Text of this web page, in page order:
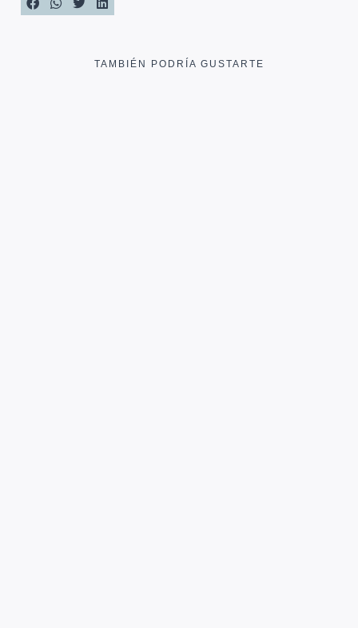
TAMBIÉN PODRÍA GUSTARTE